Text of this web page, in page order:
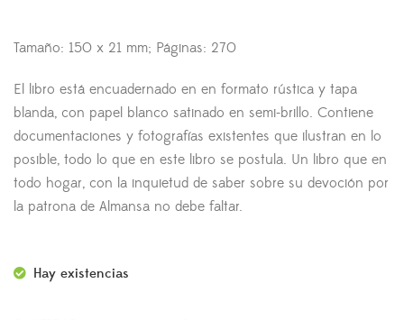
Tamaño: 150 x 21 mm; Páginas: 270
El libro está encuadernado en en formato rústica y tapa
blanda, con papel blanco satinado en semi-brillo. Contiene
documentaciones y fotografías existentes que ilustran en lo
posible, todo lo que en este libro se postula. Un libro que en
todo hogar, con la inquietud de saber sobre su devoción por
la patrona de Almansa no debe faltar.
Hay existencias